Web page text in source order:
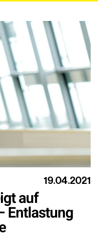
19.04.2021
auf
Entlastung